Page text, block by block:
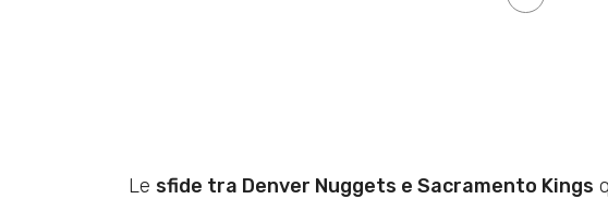
Le sfide tra Denver Nuggets e Sacramento Kings